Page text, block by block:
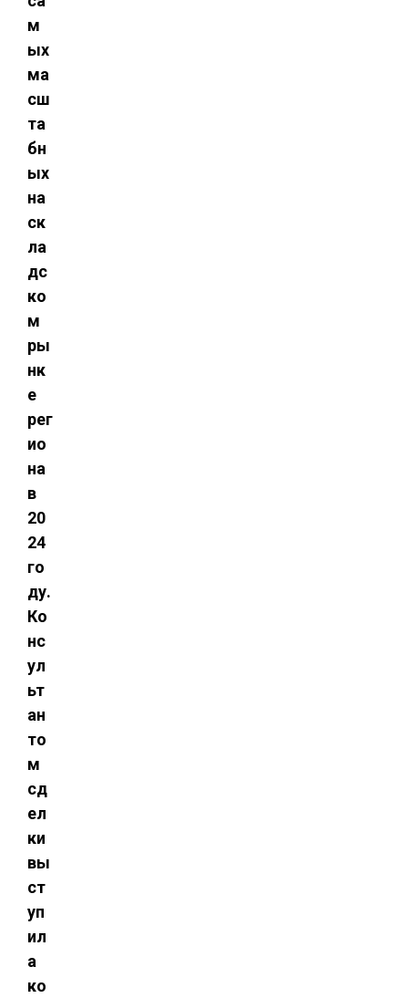
м
ых
ма
сш
та
бн
ых
на
ск
ла
дс
ко
м
ры
нк
е
рег
ио
на
в
20
24
го
ду.
Ко
нс
ул
ьт
ан
то
м
сд
ел
ки
вы
ст
уп
ил
а
ко